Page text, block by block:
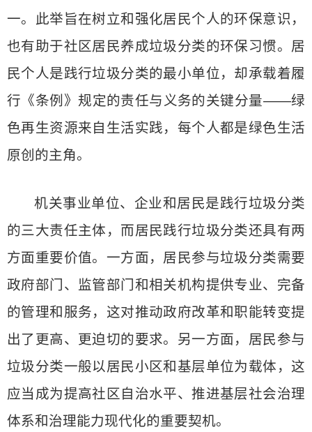
一。此举旨在树立和强化居民个人的环保意识，
也有助于社区居民养成垃圾分类的环保习惯。居
民个人是践行垃圾分类的最小单位，却承载着履
行《条例》规定的责任与义务的关键分量——绿
色再生资源来自生活实践，每个人都是绿色生活
原创的主角。
机关事业单位、企业和居民是践行垃圾分类
的三大责任主体，而居民践行垃圾分类还具有两
方面重要价值。一方面，居民参与垃圾分类需要
政府部门、监管部门和相关机构提供专业、完备
的管理和服务，这对推动政府改革和职能转变提
出了更高、更迫切的要求。另一方面，居民参与
垃圾分类一般以居民小区和基层单位为载体，这
应当成为提高社区自治水平、推进基层社会治理
体系和治理能力现代化的重要契机。